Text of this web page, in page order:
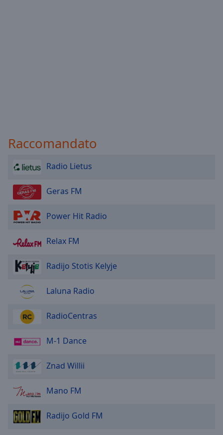
Raccomandato
Radio Lietus
Geras FM
Power Hit Radio
Relax FM
Radijo Stotis Kelyje
Laluna Radio
RadioCentras
M-1 Dance
Znad Willii
Mano FM
Radijo Gold FM